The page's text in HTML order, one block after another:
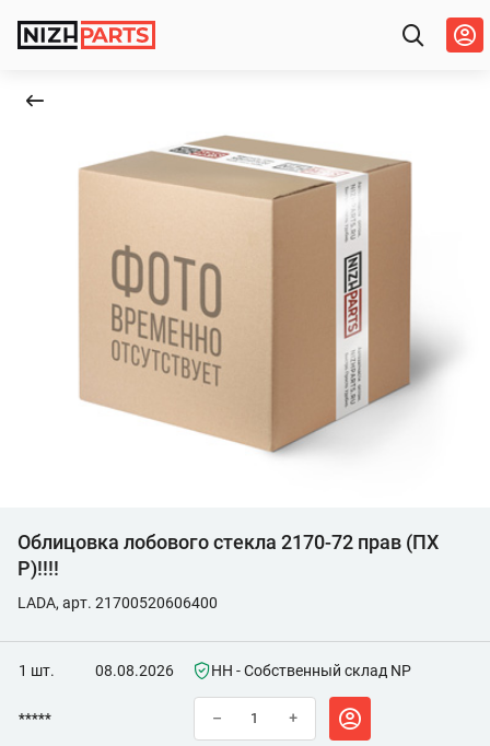
Облицовка лобового стекла 2170-72 прав (ПХ
Р)!!!!
LADA, арт. 21700520606400
1 шт. 08.08.2026 НН - Собственный склад NP
***** – +